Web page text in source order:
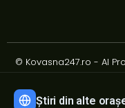
© Kovasna247.ro - AI
Știri din alte